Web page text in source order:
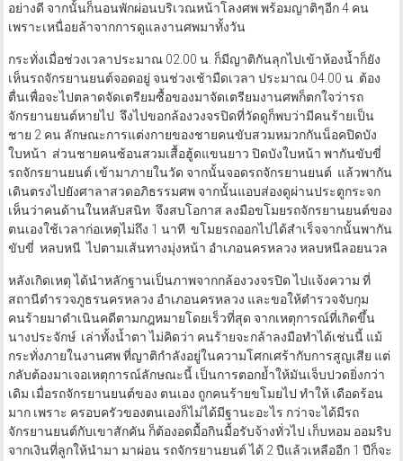
อย่างดี จากนั้นก็นอนพักผ่อนบริเวณหน้าโลงศพ พร้อมญาติๆอีก 4 คน
เพราะเหนื่อยล้าจากการดูแลงานศพมาทั้งวัน
กระทั่งเมื่อช่วงเวลาประมาณ 02.00 น. ก็มีญาติกันลุกไปเข้าห้องน้ำก็ยัง
เห็นรถจักรยานยนต์จอดอยู่ จนช่วงเช้ามืดเวลา ประมาณ 04.00 น .ต้อง
ตื่นเพื่อจะไปตลาดจัดเตรียมซื้อของมาจัดเตรียมงานศพก็ตกใจว่ารถ
จักรยานยนต์หายไป จึงไปขอกล้องวงจรปิดที่วัดดูก็พบว่ามีคนร้ายเป็น
ชาย 2 คน ลักษณะการแต่งกายของชายคนขับสวมหมวกกันน็อคปิดบัง
ใบหน้า ส่วนชายคนซ้อนสวมเสื้อฮู้ดแขนยาว ปิดบังใบหน้า พากันขับขี่
รถจักรยานยนต์ เข้ามาภายในวัด จากนั้นจอดรถจักรยานยนต์ แล้วพากัน
เดินตรงไปยังศาลาสวดอภิธรรมศพ จากนั้นแอบส่องดูผ่านประตูกระจก
เห็นว่าคนด้านในหลับสนิท จึงสบโอกาส ลงมือขโมยรถจักรยานยนต์ของ
ตนเองใช้เวลาก่อเหตุไม่ถึง 1 นาที ขโมยรถออกไปได้สำเร็จจากนั้นพากัน
ขับขี่ หลบหนี ไปตามเส้นทางมุ่งหน้า อำเภอนครหลวง หลบหนีลอยนวล
หลังเกิดเหตุ ได้นำหลักฐานเป็นภาพจากกล้องวงจรปิด ไปแจ้งความ ที่
สถานีตำรวจภูธรนครหลวง อำเภอนครหลวง และขอให้ตำรวจจับกุม
คนร้ายมาดำเนินคดีตามกฎหมายโดยเร็วที่สุด จากเหตุการณ์ที่เกิดขึ้น
นางประจักษ์ เล่าทั้งน้ำตา ไม่คิดว่า คนร้ายจะกล้าลงมือทำได้เช่นนี้ แม้
กระทั่งภายในงานศพ ที่ญาติกำลังอยู่ในความโศกเศร้ากับการสูญเสีย แต่
กลับต้องมาเจอเหตุการณ์ลักษณะนี้ เป็นการตอกย้ำให้มันเจ็บปวดยิ่งกว่า
เดิม เมื่อรถจักรยานยนต์ของ ตนเอง ถูกคนร้ายขโมยไป ทำให้ เดือดร้อน
มาก เพราะ ครอบครัวของตนเองก็ไม่ได้มีฐานะอะไร กว่าจะได้มีรถ
จักรยานยนต์กับเขาสักคัน ก็ต้องอดมื้อกินมื้อรับจ้างทั่วไป เก็บหอม ออมริบ
จากเงินที่ลูกให้นำมา มาผ่อน รถจักรยานยนต์ ได้ 2 ปีแล้วเหลืออีก 1 ปีก็จะ